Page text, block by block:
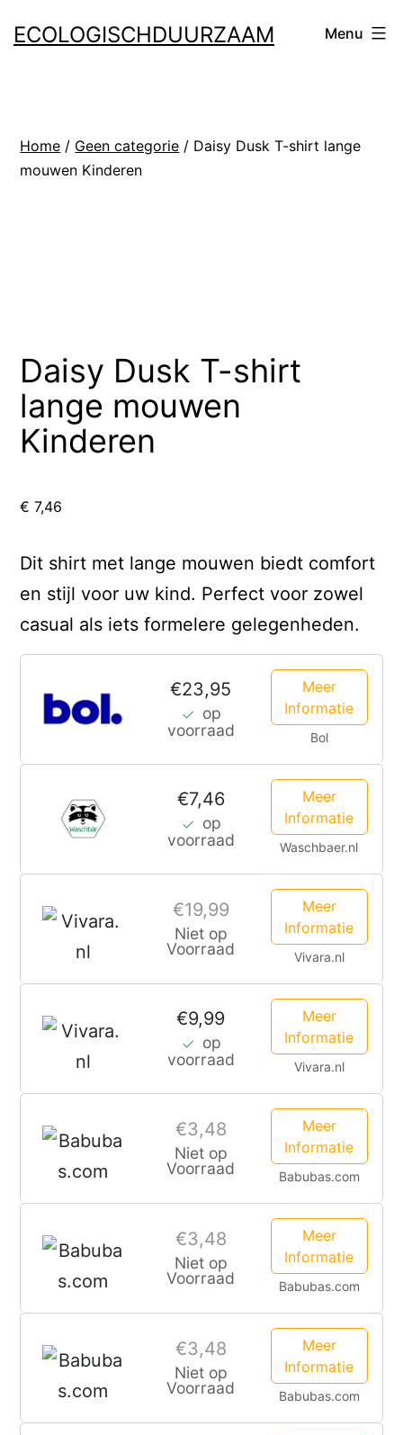
naar
ECOLOGISCHDUURZAAM Menu
Home / Geen categorie / Daisy Dusk T-shirt lange
mouwen Kinderen
Daisy Dusk T-shirt
lange mouwen
Kinderen
€ 7,46
Dit shirt met lange mouwen biedt comfort
en stijl voor uw kind. Perfect voor zowel
casual als iets formelere gelegenheden.
€23,95
op
voorraad
Meer
Informatie
Bol
€7,46
op
voorraad
Meer
Informatie
Waschbaer.nl
€19,99
Niet op
Voorraad
Meer
Informatie
Vivara.nl
€9,99
op
voorraad
Meer
Informatie
Vivara.nl
€3,48
Niet op
Voorraad
Meer
Informatie
Babubas.com
€3,48
Niet op
Voorraad
Meer
Informatie
Babubas.com
€3,48
Niet op
Voorraad
Meer
Informatie
Babubas.com